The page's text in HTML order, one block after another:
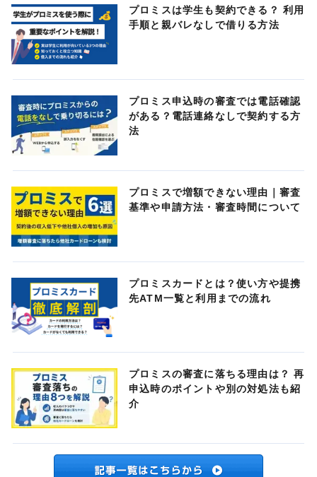
プロミスは学生も契約できる？ 利用
手順と親バレなしで借りる方法
プロミス申込時の審査では電話確認
がある？電話連絡なしで契約する方
法
プロミスで増額できない理由｜審査
基準や申請方法・審査時間について
プロミスカードとは？使い方や提携
先ATM一覧と利用までの流れ
プロミスの審査に落ちる理由は？ 再
申込時のポイントや別の対処法も紹
介